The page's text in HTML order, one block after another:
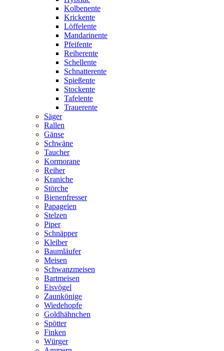
Kolbenente
Krickente
Löffelente
Mandarinente
Pfeifente
Reiherente
Schellente
Schnatterente
Spießente
Stockente
Tafelente
Trauerente
Säger
Rallen
Gänse
Schwäne
Taucher
Kormorane
Reiher
Kraniche
Störche
Bienenfresser
Papageien
Stelzen
Piper
Schnäpper
Kleiber
Baumläufer
Meisen
Schwanzmeisen
Bartmeisen
Eisvögel
Zaunkönige
Wiedehopfe
Goldhähnchen
Spötter
Finken
Würger